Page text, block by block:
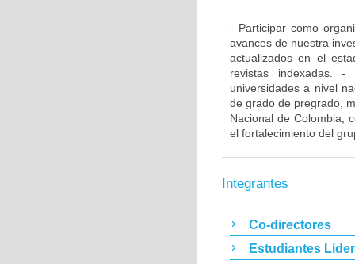
- Participar como
avances de nuestra
actualizados en el
revistas indexadas. -
universidades a nivel
de grado de pregrado,
Nacional de Colombia,
el fortalecimiento del
Integrantes
Co-directores
Estudiantes